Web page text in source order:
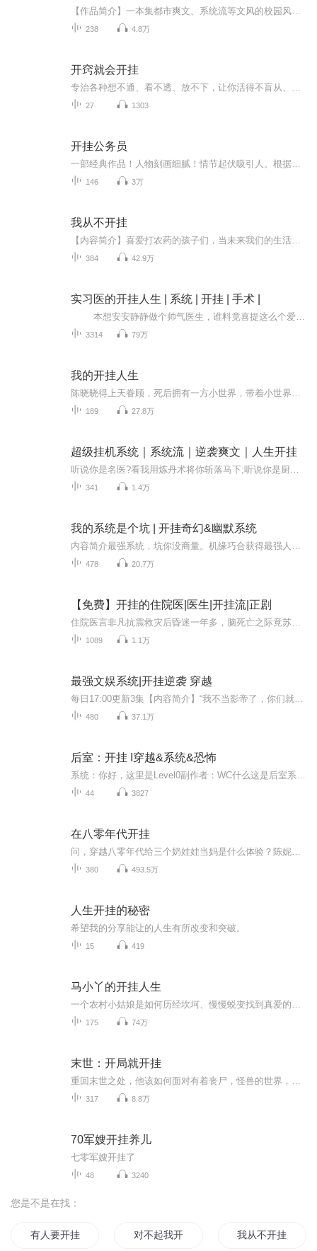
238 4.8万
开窍就会开挂
27 1303
开挂公务员
146 3万
我从不开挂
384 42.9万
实习医的开挂人生 | 系统 | 开挂 | 手术 |
3314 79万
我的开挂人生
189 27.8万
超级挂机系统｜系统流｜逆袭爽文｜人生开挂
341 1.4万
我的系统是个坑 | 开挂奇幻&幽默系统
478 20.7万
【免费】开挂的住院医|医生|开挂流|正剧
1089 1.1万
最强文娱系统|开挂逆袭 穿越
480 37.1万
后室：开挂 I穿越&系统&恐怖
44 3827
在八零年代开挂
380 493.5万
人生开挂的秘密
希望我的分享能让的人生有所改变和突破。
15 419
马小丫的开挂人生
175 74万
末世：开局就开挂
317 8.8万
70军嫂开挂养儿
七零军嫂开挂了
48 3240
您是不是在找：
有人要开挂吗 对不起我开挂了 我从不开挂